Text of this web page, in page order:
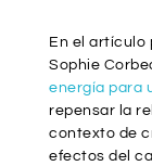
En el artículo
Sophie
energía para
repensar la
contexto de
efectos del